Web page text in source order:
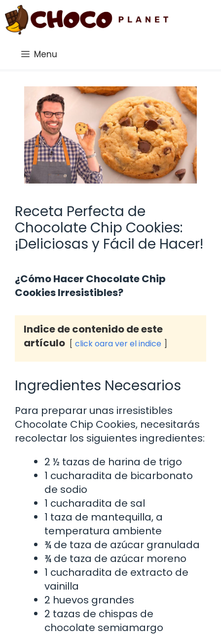
Saltar
al
contenido
Menu
Receta Perfecta de
Chocolate Chip Cookies:
¡Deliciosas y Fácil de Hacer!
¿Cómo Hacer Chocolate Chip
Cookies Irresistibles?
Indice de contenido de este
artículo
click oara ver el indice
Ingredientes Necesarios
Para preparar unas irresistibles
Chocolate Chip Cookies, necesitarás
recolectar los siguientes ingredientes:
2 ½ tazas de harina de trigo
1 cucharadita de bicarbonato
de sodio
1 cucharadita de sal
1 taza de mantequilla, a
temperatura ambiente
¾ de taza de azúcar granulada
¾ de taza de azúcar moreno
1 cucharadita de extracto de
vainilla
2 huevos grandes
2 tazas de chispas de
chocolate semiamargo